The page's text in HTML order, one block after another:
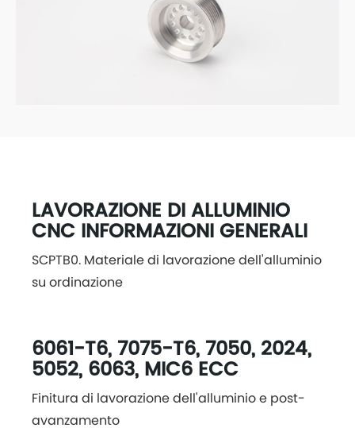
LAVORAZIONE DI ALLUMINIO
CNC INFORMAZIONI GENERALI
SCPTB0. Materiale di lavorazione dell'alluminio
su ordinazione
6061-T6, 7075-T6, 7050, 2024,
5052, 6063, MIC6 ECC
Finitura di lavorazione dell'alluminio e post-
avanzamento